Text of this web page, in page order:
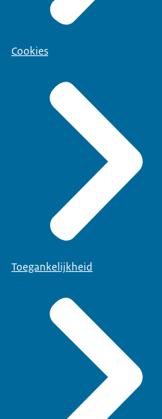
Cookies
Toegankelijkheid